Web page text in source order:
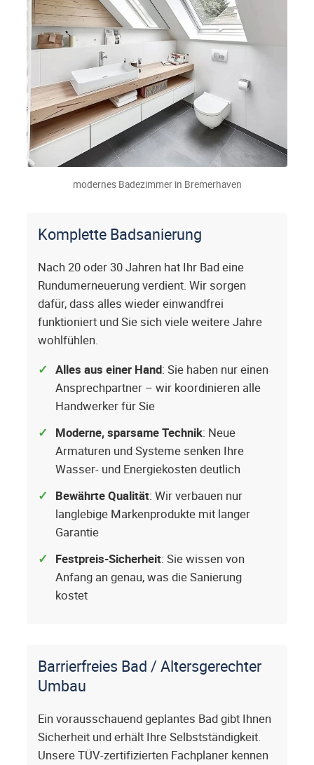
modernes Badezimmer in Bremerhaven
Komplette Badsanierung
Nach 20 oder 30 Jahren hat Ihr Bad eine
Rundumerneuerung verdient. Wir sorgen
dafür, dass alles wieder einwandfrei
funktioniert und Sie sich viele weitere Jahre
wohlfühlen.
Alles aus einer Hand: Sie haben nur einen
Ansprechpartner – wir koordinieren alle
Handwerker für Sie
Moderne, sparsame Technik: Neue
Armaturen und Systeme senken Ihre
Wasser- und Energiekosten deutlich
Bewährte Qualität: Wir verbauen nur
langlebige Markenprodukte mit langer
Garantie
Festpreis-Sicherheit: Sie wissen von
Anfang an genau, was die Sanierung
kostet
Barrierfreies Bad / Altersgerechter
Umbau
Ein vorausschauend geplantes Bad gibt Ihnen
Sicherheit und erhält Ihre Selbstständigkeit.
Unsere TÜV-zertifizierten Fachplaner kennen